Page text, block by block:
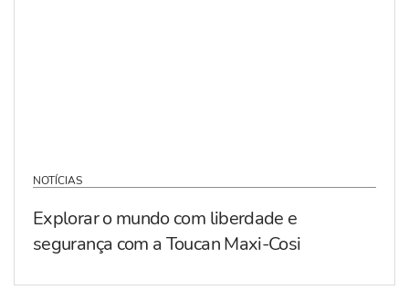
NOTÍCIAS
Explorar o mundo com liberdade e
segurança com a Toucan Maxi-Cosi